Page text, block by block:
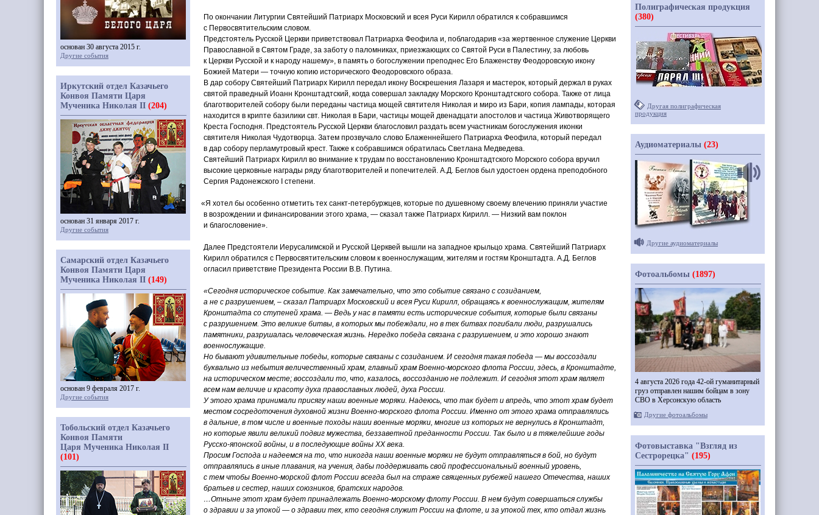
По окончании Литургии Святейший Патриарх Московский и всея Руси Кирилл обратился к собравшимся
с Первосвятительским словом.
Предстоятель Русской Церкви приветствовал Патриарха Феофила и, поблагодарив «за жертвенное служение Церкви
Православной в Святом Граде, за заботу о паломниках, приезжающих со Святой Руси в Палестину, за любовь
к Церкви Русской и к народу нашему», в память о богослужении преподнес Его Блаженству Феодоровскую икону
Божией Матери — точную копию исторического Феодоровского образа.
В дар собору Святейший Патриарх Кирилл передал икону Воскрешения Лазаря и мастерок, который держал в руках
святой праведный Иоанн Кронштадтский, когда совершал закладку Морского Кронштадтского собора. Также от лица
благотворителей собору были переданы частица мощей святителя Николая и миро из Бари, копия лампады, которая
находится в крипте базилики свт. Николая в Бари, частицы мощей двенадцати апостолов и частица Животворящего
Креста Господня. Предстоятель Русской Церкви благословил раздать всем участникам богослужения иконки
святителя Николая Чудотворца. Затем прозвучало слово Блаженнейшего Патриарха Феофила, который передал
в дар собору перламутровый крест. Также к собравшимся обратилась Светлана Медведева.
Святейший Патриарх Кирилл во внимание к трудам по восстановлению Кронштадтского Морского собора вручил
высокие церковные награды ряду благотворителей и попечителей. А.Д. Беглов был удостоен ордена преподобного
Сергия Радонежского I степени.
«Я хотел бы особенно отметить тех санкт-петербуржцев, которые по душевному своему влечению приняли участие
в возрождении и финансировании этого храма, — сказал также Патриарх Кирилл. — Низкий вам поклон
и благословение».
Далее Предстоятели Иерусалимской и Русской Церквей вышли на западное крыльцо храма. Святейший Патриарх
Кирилл обратился с Первосвятительским словом к военнослужащим, жителям и гостям Кронштадта. А.Д. Беглов
огласил приветствие Президента России В.В. Путина.
«Сегодня историческое событие. Как замечательно, что это событие связано с созиданием,
а не с разрушением, – сказал Патриарх Московский и всея Руси Кирилл, обращаясь к военнослужащим, жителям
Кронштадта со ступеней храма. — Ведь у нас в памяти есть исторические события, которые были связаны
с разрушением. Это великие битвы, в которых мы побеждали, но в тех битвах погибали люди, разрушались
памятники, разрушалась человеческая жизнь. Нередко победа связана с разрушением, и это хорошо знают
военнослужащие.
Но бывают удивительные победы, которые связаны с созиданием. И сегодня такая победа — мы воссоздали
буквально из небытия величественный храм, главный храм Военно-морского флота России, здесь, в Кронштадте,
на историческом месте; воссоздали то, что, казалось, воссозданию не подлежит. И сегодня этот храм являет
всем нам величие и красоту духа православных людей, духа России.
У этого храма принимали присягу наши военные моряки. Надеюсь, что так будет и впредь, что этот храм будет
местом сосредоточения духовной жизни Военно-морского флота России. Именно от этого храма отправлялись
в дальние, в том числе и военные походы наши военные моряки, многие из которых не вернулись в Кронштадт,
но которые явили великий подвиг мужества, беззаветной преданности России. Так было и в тяжелейшие годы
Русско-японской войны, и в последующие войны XX века.
Просим Господа и надеемся на то, что никогда наши военные моряки не будут отправляться в бой, но будут
отправлялись в иные плавания, на учения, дабы поддерживать свой профессиональный военный уровень,
с тем чтобы Военно-морской флот России всегда был на страже священных рубежей нашего Отечества, наших
братьев и сестер, наших союзников, братских народов.
…Отныне этот храм будет принадлежать Военно-морскому флоту России. В нем будут совершаться службы
о здравии и за упокой — о здравии тех, кто сегодня служит России на флоте, и за упокой тех, кто отдал жизнь
основан 30 августа 2015 г.
Другие события
Иркутский отдел Казачьего
Конвоя Памяти Царя
Мученика Николая II (204)
основан 31 января 2017 г.
Другие события
Самарский отдел Казачьего
Конвоя Памяти Царя
Мученика Николая II (149)
основан 9 февраля 2017 г.
Другие события
Тобольский отдел Казачьего
Конвоя Памяти
Царя Мученика Николая II
(101)
Полиграфическая продукция
(380)
Другая полиграфическая
продукция
Аудиоматериалы (23)
Другие аудиоматериалы
Фотоальбомы (1897)
4 августа 2026 года 42-ой гуманитарный
груз отправлен нашим бойцам в зону
СВО в Херсонскую область
Другие фотоальбомы
Фотовыставка "Взгляд из
Сестрорецка" (195)